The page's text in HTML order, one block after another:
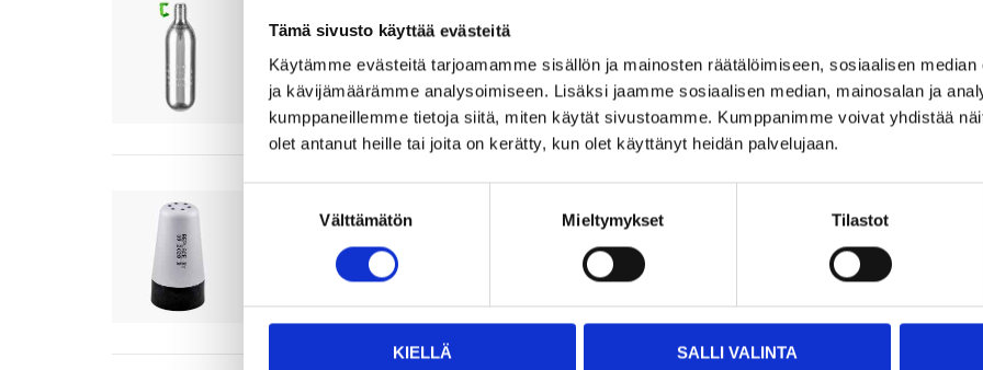
Tämä sivusto käyttää evästeitä
Käytämme evästeitä tarjoamamme sisällön ja mainosten räätälöimiseen, sosiaalisen
ja kävijämäärämme analysoimiseen. Lisäksi jaamme sosiaalisen median, mainosalan ja
kumppaneillemme tietoja siitä, miten käytät sivustoamme. Kumppanimme voivat yhdistää
olet antanut heille tai joita on kerätty, kun olet käyttänyt heidän palvelujaan.
Välttämätön Mieltymykset Tilastot
KIELLÄ SALLI VALINTA
25-55403
Tuotetta on varastossa 2tavaratalossa
Tilapäisesti loppu verkkokaupasta
25-55405
Tuotetta on varastossa